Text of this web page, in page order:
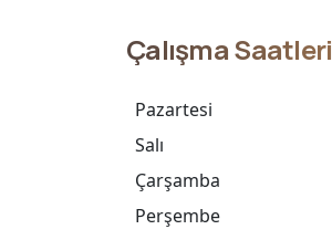
Çalışma Saatleri
Pazartesi
Salı
Çarşamba
Perşembe